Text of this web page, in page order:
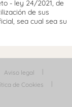
- ley 24/2021, de
de sus
sea cual sea su
Aviso legal
de Cookies